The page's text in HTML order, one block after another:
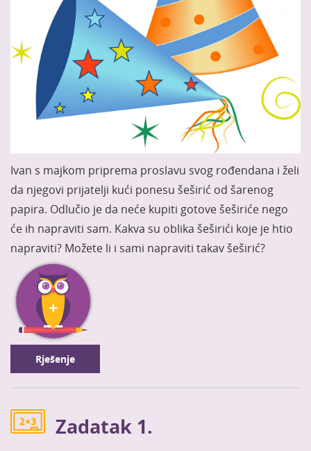
Ivan s majkom priprema proslavu svog rođendana i želi
da njegovi prijatelji kući ponesu šeširić od šarenog
papira. Odlučio je da neće kupiti gotove šeširiće nego
će ih napraviti sam. Kakva su oblika šeširići koje je htio
napraviti? Možete li i sami napraviti takav šeširić?
Rješenje
Zadatak 1.